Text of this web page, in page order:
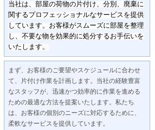
当社は、部屋の荷物の片付け、分別、廃棄に
関するプロフェッショナルなサービスを提供
しています。お客様がスムーズに部屋を整理
し、不要な物を効果的に処分するお手伝いを
いたします。
まず、お客様のご要望やスケジュールに合わせ
て、片付け作業を計画します。当社の経験豊富
なスタッフが、迅速かつ効率的に作業を進める
ための最適な方法を提案いたします。私たち
は、お客様の個別のニーズに対応するために、
柔軟なサービスを提供しています。